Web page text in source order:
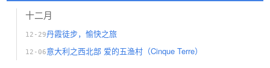
十二月
12-29丹霞徒步，愉快之旅
12-06意大利之西北部 爱的五渔村（Cinque Terre）